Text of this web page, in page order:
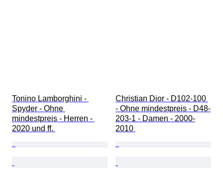
Tonino Lamborghini -
Spyder - Ohne
mindestpreis - Herren -
2020 und ff.
Christian Dior - D102-100
- Ohne mindestpreis - D48-
203-1 - Damen - 2000-
2010